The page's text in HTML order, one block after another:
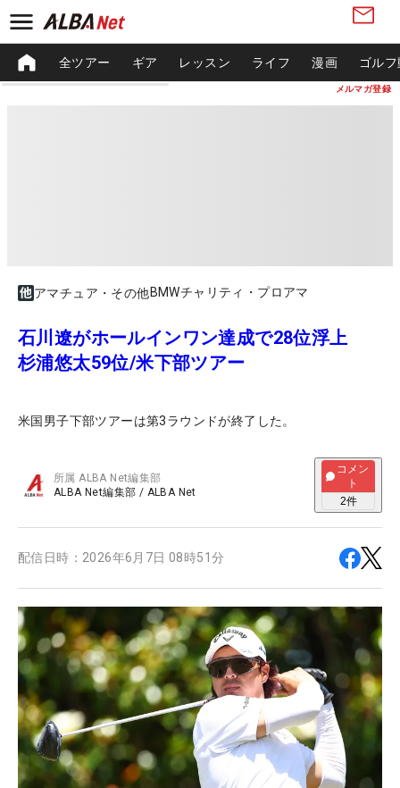
メルマガ登録
全ツアー ギア レッスン ライフ 漫画 ゴル
アマチュア・その他BMWチャリティ・プロアマ
石川遼がホールインワン達成で28位浮上
杉浦悠太59位/米下部ツアー
米国男子下部ツアーは第3ラウンドが終了した。
所属ALBA Net編集部
ALBA Net編集部 / ALBA Net
コメン
ト
2件
配信日時： 2026年6月7日 08時51分